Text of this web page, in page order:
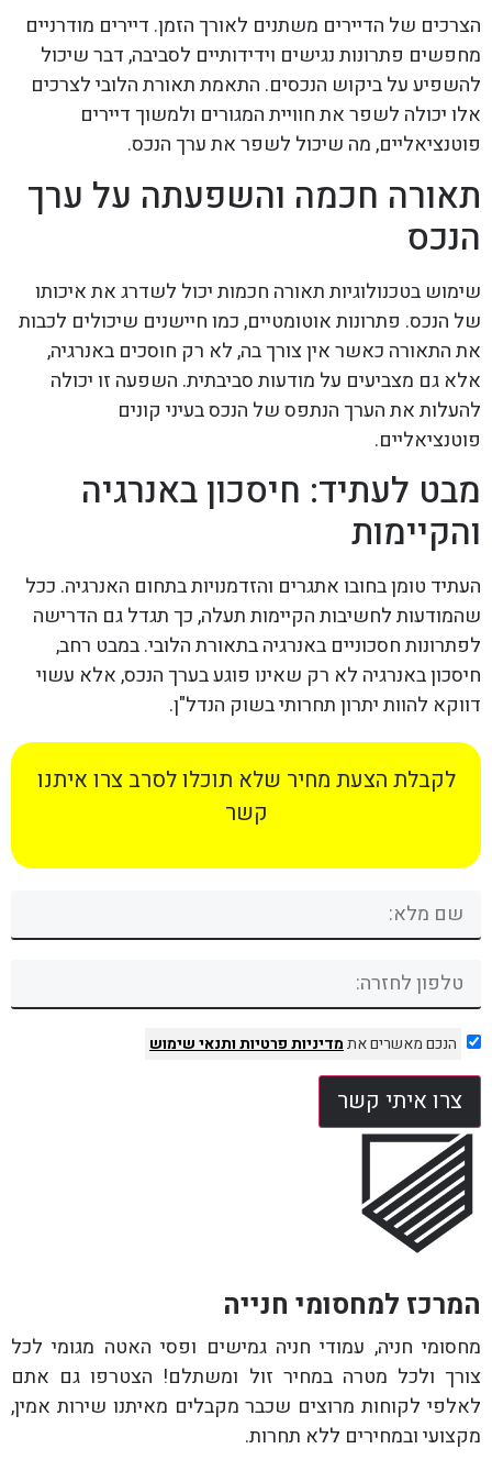
הצרכים של הדיירים משתנים לאורך הזמן. דיירים מודרניים
מחפשים פתרונות נגישים וידידותיים לסביבה, דבר שיכול
להשפיע על ביקוש הנכסים. התאמת תאורת הלובי לצרכים
אלו יכולה לשפר את חוויית המגורים ולמשוך דיירים
פוטנציאליים, מה שיכול לשפר את ערך הנכס.
תאורה חכמה והשפעתה על ערך
הנכס
שימוש בטכנולוגיות תאורה חכמות יכול לשדרג את איכותו
של הנכס. פתרונות אוטומטיים, כמו חיישנים שיכולים לכבות
את התאורה כאשר אין צורך בה, לא רק חוסכים באנרגיה,
אלא גם מצביעים על מודעות סביבתית. השפעה זו יכולה
להעלות את הערך הנתפס של הנכס בעיני קונים
פוטנציאליים.
מבט לעתיד: חיסכון באנרגיה
והקיימות
העתיד טומן בחובו אתגרים והזדמנויות בתחום האנרגיה. ככל
שהמודעות לחשיבות הקיימות תעלה, כך תגדל גם הדרישה
לפתרונות חסכוניים באנרגיה בתאורת הלובי. במבט רחב,
חיסכון באנרגיה לא רק שאינו פוגע בערך הנכס, אלא עשוי
דווקא להוות יתרון תחרותי בשוק הנדל"ן.
לקבלת הצעת מחיר שלא תוכלו לסרב צרו איתנו
קשר
הנכם מאשרים אתמדיניות פרטיותותנאי שימוש
צרו איתי קשר
המרכז למחסומי חנייה
מחסומי חניה, עמודי חניה גמישים ופסי האטה מגומי לכל
צורך ולכל מטרה במחיר זול ומשתלם! הצטרפו גם אתם
לאלפי לקוחות מרוצים שכבר מקבלים מאיתנו שירות אמין,
מקצועי ובמחירים ללא תחרות.